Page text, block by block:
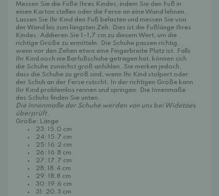
Messen Sie die Füße Ihres Kindes, indem Sie den Fuß in
einen Karton stellen oder die Ferse an eine Wand lehnen.
Lassen Sie Ihr Kind den Fuß belasten und messen Sie von
der Wand bis zum längsten Zeh. Dies ist die Fußlänge Ihres
Kindes. Addieren Sie 1–1,7 cm zu diesem Wert, um die
richtige Größe zu ermitteln. Die Schuhe passen richtig,
wenn vor den Zehen etwa eine Fingerbreite Platz ist. Falls
Ihr Kind noch nie Barfußschuhe getragen hat, können sich
die Schuhe zunächst groß anfühlen. Sie merken jedoch,
dass die Schuhe zu groß sind, wenn Ihr Kind stolpert oder
der Schuh an der Ferse rutscht. In der richtigen Größe kann
Ihr Kind problemlos rennen und springen. Die Innenmaße
des Schuhs finden Sie unten.
Die Innenmaße der Schuhe werden von uns bei Widetoes
überprüft.
Größe: Länge
23: 15.0 cm
24: 15.7 cm
25: 16.2 cm
26: 16.8 cm
27: 17.7 cm
28: 18.4 cm
29: 18.8 cm
30: 19.6 cm
31: 20.3 cm